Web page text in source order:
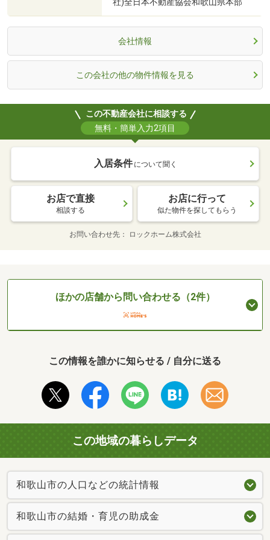
社)全日本不動産協会和歌山県本部
会社情報
この会社の他の物件情報を見る
この不動産会社に相談する
無料・簡単入力2項目
入居条件 について聞く
お店で直接
相談する
お店に行って
似た物件を探してもらう
お問い合わせ先 ロックホーム株式会社
ほかの店舗から問い合わせる（2件）
この情報を誰かに知らせる / 自分に送る
この地域の暮らしデータ
和歌山市の人口などの統計情報
和歌山市の結婚・育児の助成金